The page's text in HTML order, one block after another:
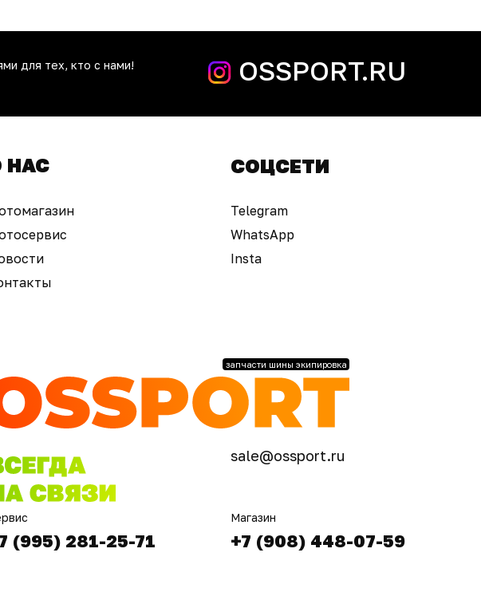
OSSPORT.RU
для тех, кто с нами!
НАС СОЦСЕТИ
Telegram
WhatsApp
Insta
+7 (908) 448-07-59
Магазин
(995) 281-25-71
sale@ossport.ru
запчасти шины экипировка